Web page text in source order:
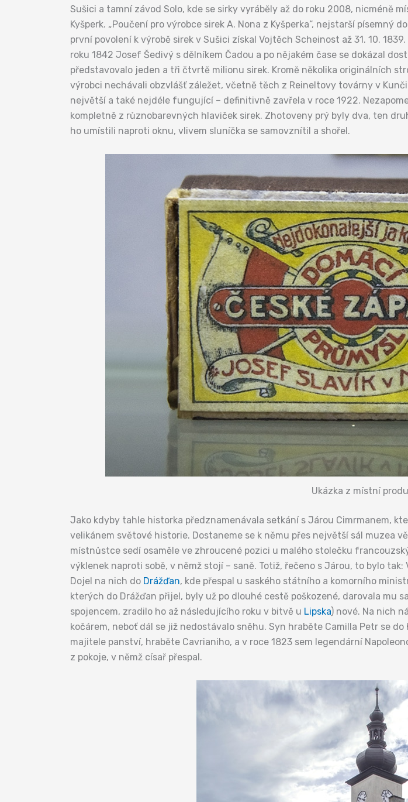
Sušici a tamní závod Solo, kde se sirky vyráběly až do roku 2008, nicméně
Kyšperk. „Poučení pro výrobce sirek A. Nona z Kyšperka“, nejstarší
první povolení k výrobě sirek v Sušici získal Vojtěch Scheinost až 31. 10.
roku 1842 Josef Šedivý s dělníkem Čadou a po nějakém čase se dokázal
představovalo jeden a tři čtvrtě milionu sirek. Kromě několika originálních
výrobci nechávali obzvlášť záležet, včetně těch z Reineltovy továrny v
největší a také nejdéle fungující – definitivně zavřela v roce 1922.
kompletně z různobarevných hlaviček sirek. Zhotoveny prý byly dva, ten
ho umístili naproti oknu, vlivem sluníčka se samovznítil a shořel.
Ukázka z místní
Jako kdyby tahle historka předznamenávala setkání s Járou Cimrmanem,
velikánem světové historie. Dostaneme se k němu přes největší sál muzea
místnůstce sedí osaměle ve zhroucené pozici u malého stolečku
výklenek naproti sobě, v němž stojí – saně. Totiž, řečeno s Járou, to bylo tak:
Dojel na nich do Drážďan, kde přespal u saského státního a komorního
kterých do Drážďan přijel, byly už po dlouhé cestě poškozené, darovala mu
spojencem, zradilo ho až následujícího roku v bitvě u Lipska) nové. Na nich
kočárem, neboť dál se již nedostávalo sněhu. Syn hraběte Camilla Petr se
majitele panství, hraběte Cavrianiho, a v roce 1823 sem legendární
z pokoje, v němž císař přespal.